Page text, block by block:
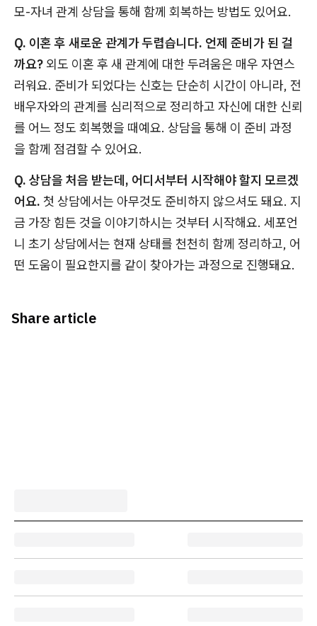
모-자녀 관계 상담을 통해 함께 회복하는 방법도 있어요.
Q. 이혼 후 새로운 관계가 두렵습니다. 언제 준비가 된 걸
까요? 외도 이혼 후 새 관계에 대한 두려움은 매우 자연스
러워요. 준비가 되었다는 신호는 단순히 시간이 아니라, 전
배우자와의 관계를 심리적으로 정리하고 자신에 대한 신뢰
를 어느 정도 회복했을 때예요. 상담을 통해 이 준비 과정
을 함께 점검할 수 있어요.
Q. 상담을 처음 받는데, 어디서부터 시작해야 할지 모르겠
어요. 첫 상담에서는 아무것도 준비하지 않으셔도 돼요. 지
금 가장 힘든 것을 이야기하시는 것부터 시작해요. 세포언
니 초기 상담에서는 현재 상태를 천천히 함께 정리하고, 어
떤 도움이 필요한지를 같이 찾아가는 과정으로 진행돼요.
Share article